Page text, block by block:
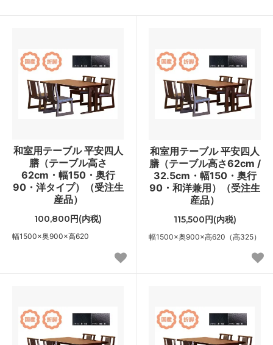
和室用テーブル 平安四人
膳（テーブル高さ
62cm・幅150・奥行
90・洋タイプ）（受注生
産品）
100,800円(内税)
幅1500×奥900×高620
和室用テーブル 平安四人
膳（テーブル高さ62cm /
32.5cm・幅150・奥行
90・和洋兼用）（受注生
産品）
115,500円(内税)
幅1500×奥900×高620（高325）